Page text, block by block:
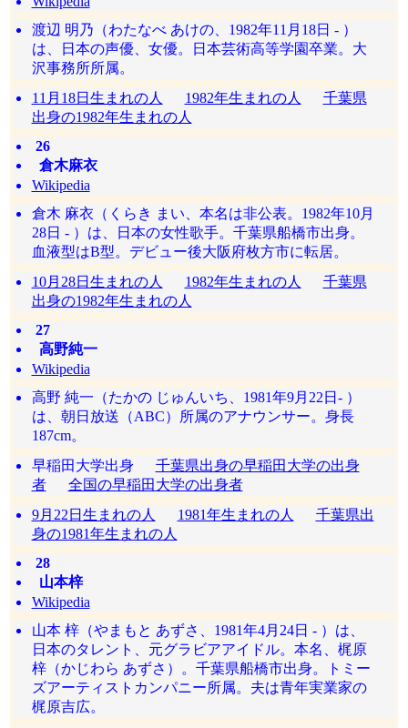
渡辺 明乃（わたなべ あけの、1982年11月18日 - ）
は、日本の声優、女優。日本芸術高等学園卒業。大
沢事務所所属。
11月18日生まれの人
1982年生まれの人
千葉県
出身の1982年生まれの人
26
倉木麻衣
Wikipedia
倉木 麻衣（くらき まい、本名は非公表。1982年10月
28日 - ）は、日本の女性歌手。千葉県船橋市出身。
血液型はB型。デビュー後大阪府枚方市に転居。
10月28日生まれの人
1982年生まれの人
千葉県
出身の1982年生まれの人
27
高野純一
Wikipedia
高野 純一（たかの じゅんいち、1981年9月22日- ）
は、朝日放送（ABC）所属のアナウンサー。身長
187cm。
早稲田大学出身 千葉県出身の早稲田大学の出身
者
全国の早稲田大学の出身者
9月22日生まれの人
1981年生まれの人
千葉県出
身の1981年生まれの人
28
山本梓
Wikipedia
山本 梓（やまもと あずさ、1981年4月24日 - ）は、
日本のタレント、元グラビアアイドル。本名、梶原
梓（かじわら あずさ）。千葉県船橋市出身。トミー
ズアーティストカンパニー所属。夫は青年実業家の
梶原吉広。